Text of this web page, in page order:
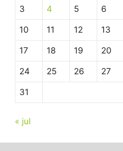
3 4 5 6
10 11 12 13
17 18 19 20
24 25 26 27
31
« jul